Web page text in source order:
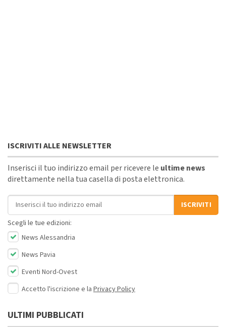
ISCRIVITI ALLE NEWSLETTER
Inserisci il tuo indirizzo email per ricevere le ultime news
direttamente nella tua casella di posta elettronica.
Indirizzo email
ISCRIVITI
Scegli le tue edizioni:
News Alessandria
News Pavia
Eventi Nord-Ovest
Accetto l'iscrizione e la Privacy Policy
ULTIMI PUBBLICATI